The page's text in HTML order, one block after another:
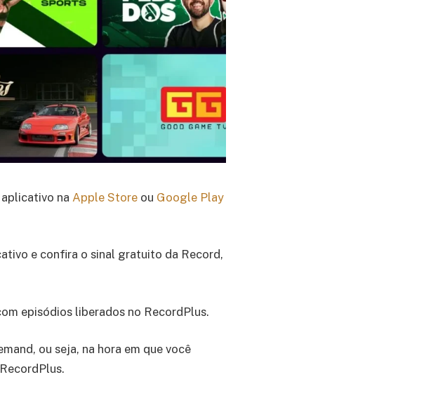
na Apple Store ou Google Play
e confira o sinal gratuito da Record,
episódios liberados no RecordPlus.
ou seja, na hora em que você